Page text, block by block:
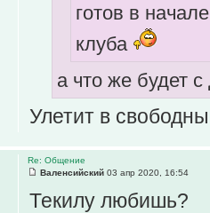
готов в
клуба
а что же будет
Улетит в
Re: Общение
Валенсийский 03 апр 2020, 16:54
Текилу любишь?